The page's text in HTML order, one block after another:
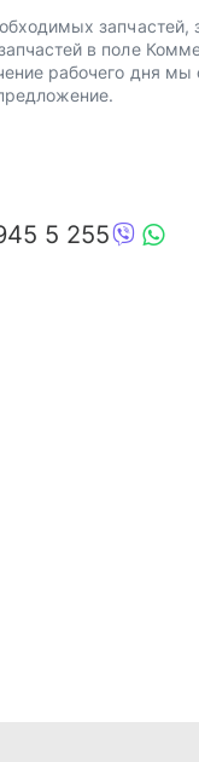
запчастей,
в поле
рабочего дня
5 255